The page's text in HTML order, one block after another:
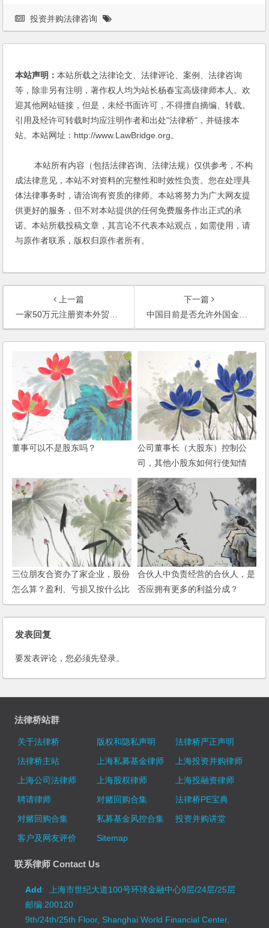
投资并购法律咨询
本站声明：本站所载之法律论文、法律评论、案例、法律咨询
等，除非另有注明，著作权人均为站长杨春宝高级律师本人。欢
迎其他网站链接，但是，未经书面许可，不得擅自摘编、转载。
引用及经许可转载时均应注明作者和出处"法律桥"，并链接本
站。本站网址：http://www.LawBridge.org。
本站所有内容（包括法律咨询、法律法规）仅供参考，不构
成法律意见，本站不对资料的完整性和时效性负责。您在处理具
体法律事务时，请洽询有资质的律师。本站将努力为广大网友提
供更好的服务，但不对本站提供的任何免费服务作出正式的承
诺。本站所载投稿文章，其言论不代表本站观点，如需使用，请
与原作者联系，版权归原作者所有。
上一篇
一家50万元注册资本外贸业务的公司能否以公司名义进行股票投资？
下一篇
中国目前是否允许外国金融公司到中国经营中国证券投资业务？
董事可以不是股东吗？
公司董事长（大股东）控制公
司，其他小股东如何行使知情
权？
三位朋友合资办了家企业，股份
怎么算？盈利、亏损又按什么比
例来算？
合伙人中负责经营的合伙人，是
否应拥有更多的利益分成？
发表回复
要发表评论，您必须先登录。
法律桥站群
关于法律桥 版权和隐私声明
法律桥严正声明
法律桥主站
上海私募基金律师
上海投资并购律师
上海公司法律师
上海股权律师
上海投融资律师
聘请律师
对赌回购合集
法律桥PE宝典
对赌回购合集
私募基金风控合集
投资并购讲堂
客户及网友评价
Sitemap
联系律师 Contact Us
Add: 上海市世纪大道100号环球金融中心9层/24层/25层
邮编:200120
9th/24th/25th Floor, Shanghai World Financial Center,